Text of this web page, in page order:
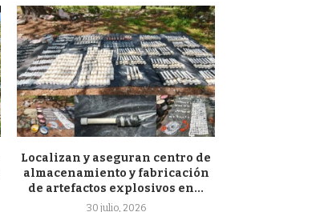
Localizan y aseguran centro de
almacenamiento y fabricación
de artefactos explosivos en...
30 julio, 2026